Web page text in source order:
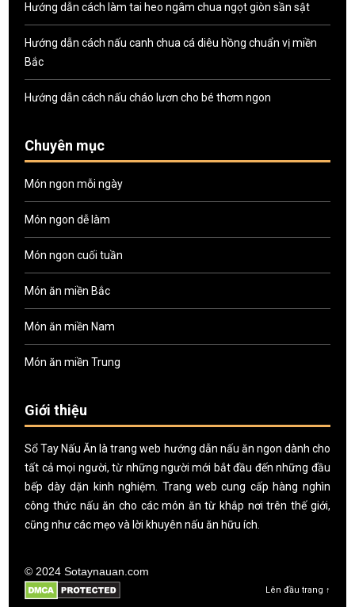
Hướng dẫn cách làm tai heo ngâm chua ngọt giòn sần sật
Hướng dẫn cách nấu canh chua cá diêu hồng chuẩn vị miền
Bắc
Hướng dẫn cách nấu cháo lươn cho bé thơm ngon
Chuyên mục
Món ngon mỗi ngày
Món ngon dễ làm
Món ngon cuối tuần
Món ăn miền Bắc
Món ăn miền Nam
Món ăn miền Trung
Giới thiệu
Sổ Tay Nấu Ăn là trang web hướng dẫn nấu ăn ngon dành cho
tất cả mọi người, từ những người mới bắt đầu đến những đầu
bếp dày dặn kinh nghiệm. Trang web cung cấp hàng nghìn
công thức nấu ăn cho các món ăn từ khắp nơi trên thế giới,
cũng như các mẹo và lời khuyên nấu ăn hữu ích.
© 2024 Sotaynauan.com
Lên đầu trang ↑